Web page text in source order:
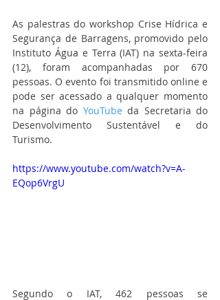
As palestras do workshop Crise Hídrica e
Segurança de Barragens, promovido pelo
Instituto Água e Terra (IAT) na sexta-feira
(12), foram acompanhadas por 670
pessoas. O evento foi transmitido online e
pode ser acessado a qualquer momento
na página do YouTube da Secretaria do
Desenvolvimento Sustentável e do
Turismo.
https://www.youtube.com/watch?v=A-
EQop6VrgU
Segundo o IAT, 462 pessoas se